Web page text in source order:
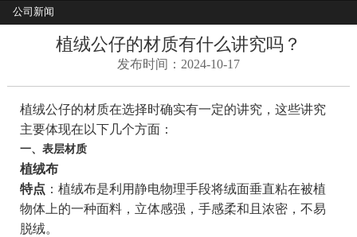
公司新闻
植绒公仔的材质有什么讲究吗？
发布时间：2024-10-17
植绒公仔的材质在选择时确实有一定的讲究，这些讲究
主要体现在以下几个方面：
一、表层材质
植绒布
特点 ：植绒布是利用静电物理手段将绒面垂直粘在被植
物体上的一种面料，立体感强，手感柔和且浓密，不易
脱绒。